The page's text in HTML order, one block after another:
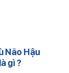
Não Hậu
gì ?